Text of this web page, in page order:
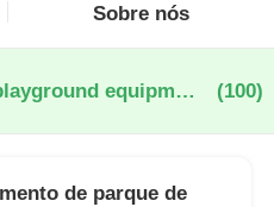
Sobre nós
commercial plastic playground equipment fabricação online (100)
de parque de